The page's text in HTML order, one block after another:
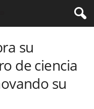
su
de ciencia
su